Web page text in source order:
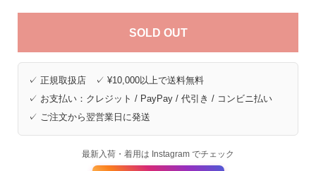
SOLD OUT
✓ 正規取扱店 ✓ ¥10,000以上で送料無料
✓ お支払い：クレジット / PayPay / 代引き / コンビニ払い
✓ ご注文から翌営業日に発送
最新入荷・着用は Instagram でチェック